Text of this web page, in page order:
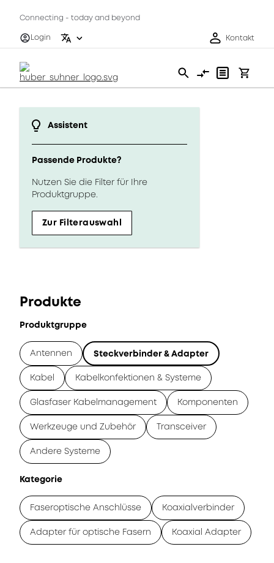
Connecting - today and beyond
Login
Kontakt
Assistent
Passende Produkte?
Nutzen Sie die Filter für Ihre
Produktgruppe.
Zur Filterauswahl
Produkte
Produktgruppe
Antennen Steckverbinder & Adapter
Kabel Kabelkonfektionen & Systeme
Glasfaser Kabelmanagement Komponenten
Werkzeuge und Zubehör Transceiver
Andere Systeme
Kategorie
Faseroptische Anschlüsse Koaxialverbinder
Adapter für optische Fasern Koaxial Adapter